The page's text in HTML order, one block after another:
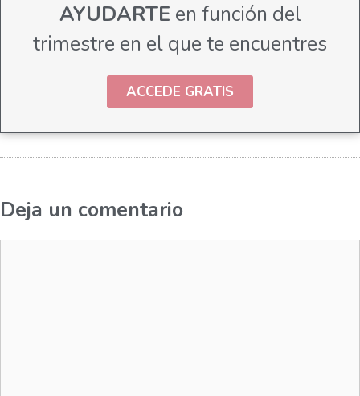
AYUDARTE en función del
trimestre en el que te encuentres
ACCEDE GRATIS
Deja un comentario